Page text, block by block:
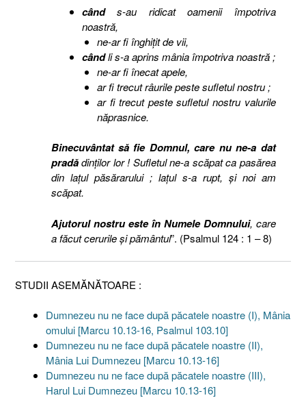
cânds-au ridicat oamenii împotriva
noastră,
ne-ar fi înghiţit de vii,
cândli s-a aprins mânia împotriva noastră ;
ne-ar fi înecat apele,
ar fi trecut râurile peste sufletul nostru ;
ar fi trecut peste sufletul nostru valurile
năprasnice.
Binecuvântat să fie Domnul, care nu ne-a dat
pradădinţilor lor ! Sufletul ne-a scăpat ca pasărea
din laţul păsărarului ; laţul s-a rupt, şi noi am
scăpat.
Ajutorul nostru este în Numele Domnului, care
a făcut cerurile şi pământul”. (Psalmul 124 : 1 – 8)
STUDII ASEMĂNĂTOARE :
Dumnezeu nu ne face după păcatele noastre (I), Mânia
omului [Marcu 10.13-16, Psalmul 103.10]
Dumnezeu nu ne face după păcatele noastre (II),
Mânia Lui Dumnezeu [Marcu 10.13-16]
Dumnezeu nu ne face după păcatele noastre (III),
Harul Lui Dumnezeu [Marcu 10.13-16]